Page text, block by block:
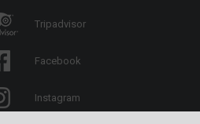
Tripadvisor
Facebook
Instagram